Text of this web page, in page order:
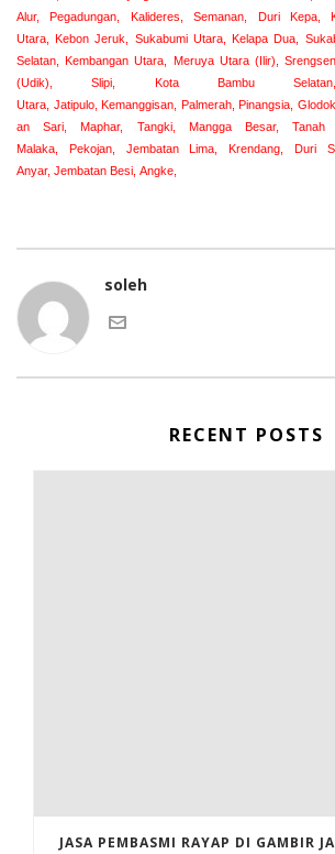
Alur, Pegadungan, Kalideres, Semanan, Duri Kepa,
Utara, Kebon Jeruk, Sukabumi Utara, Kelapa Dua,
Selatan, Kembangan Utara, Meruya Utara (Ilir),
(Udik), Slipi, Kota Bambu
Utara, Jatipulo, Kemanggisan, Palmerah, Pinangsia,
an Sari, Maphar, Tangki, Mangga Besar, Tanah
Malaka, Pekojan, Jembatan Lima, Krendang, Duri
Anyar, Jembatan Besi, Angke,
soleh
RECENT POSTS
JASA PEMBASMI RAYAP DI GAMBIR